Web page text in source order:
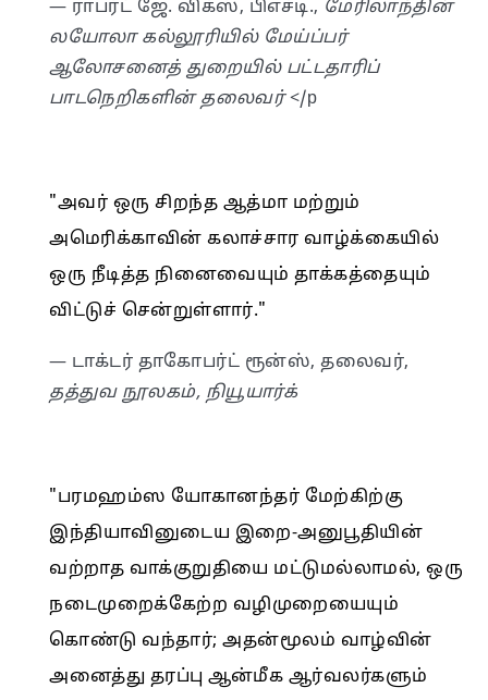
— ராபர்ட் ஜே. விக்ஸ், பிஎச்டி., மேரிலாந்தின்
லயோலா கல்லூரியில் மேய்ப்பர்
ஆலோசனைத் துறையில் பட்டதாரிப்
பாடநெறிகளின் தலைவர்</p
"அவர் ஒரு சிறந்த ஆத்மா மற்றும்
அமெரிக்காவின் கலாச்சார வாழ்க்கையில்
ஒரு நீடித்த நினைவையும் தாக்கத்தையும்
விட்டுச் சென்றுள்ளார்."
— டாக்டர் தாகோபர்ட் ரூன்ஸ், தலைவர்,
தத்துவ நூலகம், நியூயார்க்
"பரமஹம்ஸ யோகானந்தர் மேற்கிற்கு
இந்தியாவினுடைய இறை-அனுபூதியின்
வற்றாத வாக்குறுதியை மட்டுமல்லாமல், ஒரு
நடைமுறைக்கேற்ற வழிமுறையையும்
கொண்டு வந்தார்; அதன்மூலம் வாழ்வின்
அனைத்து தரப்பு ஆன்மீக ஆர்வலர்களும்